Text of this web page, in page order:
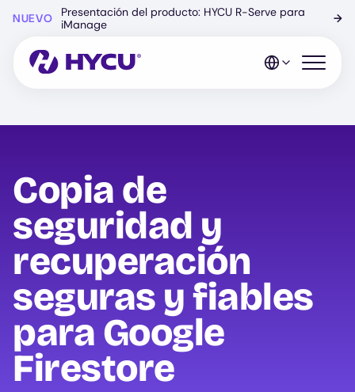
principal
NUEVO
Presentación del producto: HYCU R-Serve para
iManage
→
Abrir el
Copia de
seguridad y
recuperación
seguras y fiables
para Google
Firestore